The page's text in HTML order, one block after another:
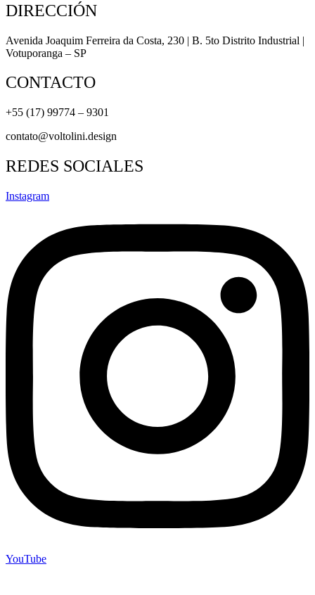
DIRECCIÓN
Avenida Joaquim Ferreira da Costa, 230 | B. 5to Distrito Industrial |
Votuporanga – SP
CONTACTO
+55 (17) 99774 – 9301
contato@voltolini.design
REDES SOCIALES
Instagram
YouTube